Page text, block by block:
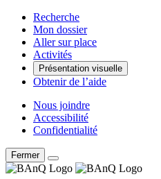
Recherche
Mon dossier
Aller sur place
Activités
Présentation visuelle
Obtenir de l’aide
Nous joindre
Accessibilité
Confidentialité
Fermer